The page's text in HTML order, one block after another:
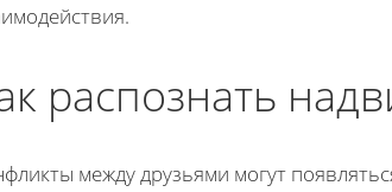
распознать
между друзьями могут